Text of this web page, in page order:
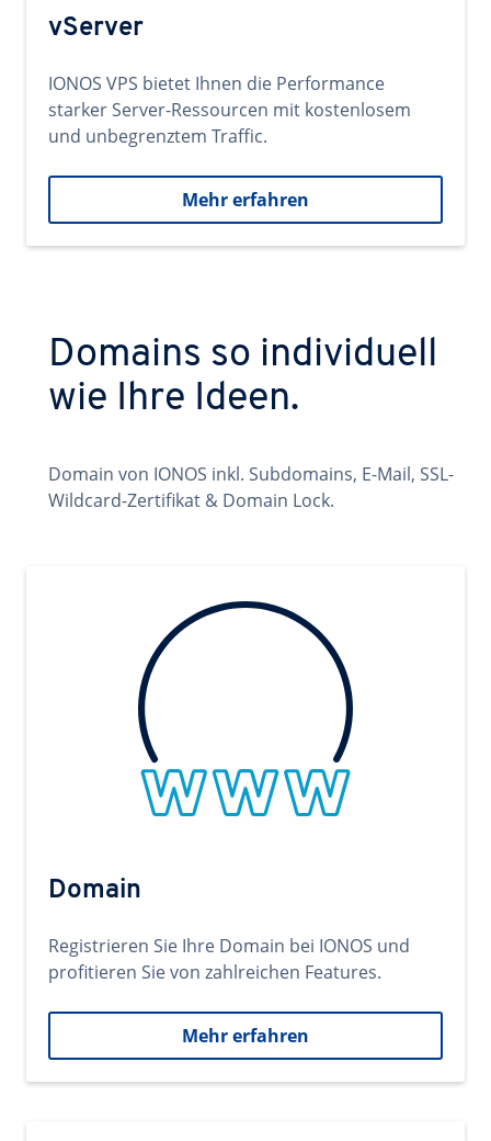
vServer
IONOS VPS bietet Ihnen die Performance
starker Server-Ressourcen mit kostenlosem
und unbegrenztem Traffic.
Mehr erfahren
Domains so individuell
wie Ihre Ideen.
Domain von IONOS inkl. Subdomains, E-Mail, SSL-
Wildcard-Zertifikat & Domain Lock.
Domain
Registrieren Sie Ihre Domain bei IONOS und
profitieren Sie von zahlreichen Features.
Mehr erfahren